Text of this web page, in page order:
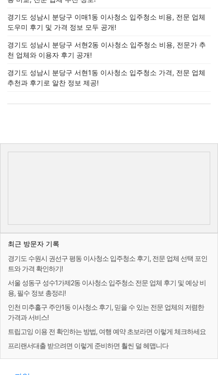
경기도 성남시 분당구 이매1동 이사청소 입주청소 비용, 전문 업체
도우미 후기 및 가격 정보 모두 공개!
경기도 성남시 분당구 서현2동 이사청소 입주청소 비용, 전문가 추
천 업체와 이용자 후기 공개!
경기도 성남시 분당구 서현1동 이사청소 입주청소 가격, 전문 업체
추천과 후기로 알찬 정보 제공!
최근 방문자 기록
경기도 수원시 권선구 평동 이사청소 입주청소 후기, 전문 업체 선택 포인
트와 가격 확인하기!
서울 성동구 성수1가제2동 이사청소 입주청소 전문 업체 후기 및 예상 비
용, 필수 정보 총정리!
인천 미추홀구 주안1동 이사청소 후기, 믿을 수 있는 전문 업체의 저렴한
가격과 서비스!
트립고잉 이용 전 확인하는 방법, 여행 예약 초보라면 이렇게 체크하세요
프리랜서대출 받으려면 이렇게 준비하면 훨씬 덜 헤맵니다